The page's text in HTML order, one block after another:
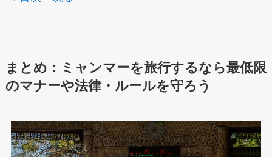
まとめ：ミャンマーを旅行するなら最低限
のマナーや法律・ルールを守ろう